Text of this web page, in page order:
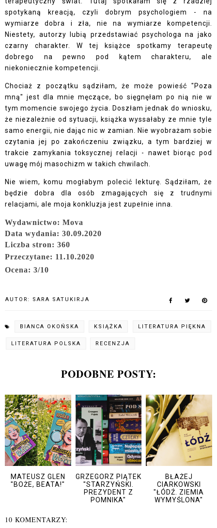
spotykaną kreacją, czyli dobrym psychologiem - na
wymiarze dobra i zła, nie na wymiarze kompetencji.
Niestety, autorzy lubią przedstawiać psychologa na jako
czarny charakter. W tej książce spotkamy terapeutę
dobrego na pewno pod kątem charakteru, ale
niekoniecznie kompetencji.
Chociaż z początku sądziłam, że może powieść "Poza
mną" jest dla mnie męczące, bo sięgnęłam po nią nie w
tym momencie swojego życia. Doszłam jednak do wniosku,
że niezależnie od sytuacji, książka wyssałaby ze mnie tyle
samo energii, nie dając nic w zamian. Nie wyobrażam sobie
czytania jej po zakończeniu związku, a tym bardziej w
trakcie zamykania toksycznej relacji - nawet biorąc pod
uwagę mój masochizm w takich chwilach.
Nie wiem, komu mogłabym polecić lekturę. Sądziłam, że
będzie dobra dla osób zmagających się z trudnymi
relacjami, ale moja konkluzja jest zupełnie inna.
Wydawnictwo: Mova
Data wydania: 30.09.2020
Liczba stron: 360
Przeczytane: 11.10.2020
Ocena: 3/10
AUTOR: SARA SATUKIRJA
BIANCA OKOŃSKA KSIĄŻKA LITERATURA PIĘKNA
LITERATURA POLSKA RECENZJA
PODOBNE POSTY:
MATEUSZ GLEN
"BOŻE, BEATA!"
GRZEGORZ PIĄTEK
"STARZYŃSKI.
PREZYDENT Z
POMNIKA"
BŁAŻEJ
CIARKOWSKI
"ŁÓDŹ. ZIEMIA
WYMYŚLONA"
10 KOMENTARZY: